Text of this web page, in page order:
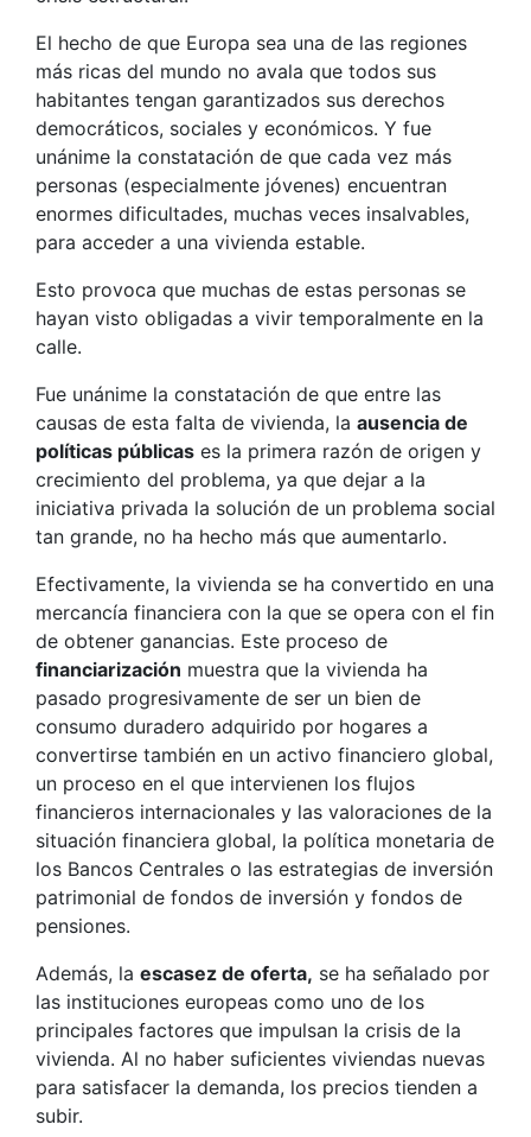
El hecho de que Europa sea una de las regiones
más ricas del mundo no avala que todos sus
habitantes tengan garantizados sus derechos
democráticos, sociales y económicos. Y fue
unánime la constatación de que cada vez más
personas (especialmente jóvenes) encuentran
enormes dificultades, muchas veces insalvables,
para acceder a una vivienda estable.
Esto provoca que muchas de estas personas se
hayan visto obligadas a vivir temporalmente en la
calle.
Fue unánime la constatación de que entre las
causas de esta falta de vivienda, la ausencia de
políticas públicas es la primera razón de origen y
crecimiento del problema, ya que dejar a la
iniciativa privada la solución de un problema social
tan grande, no ha hecho más que aumentarlo.
Efectivamente, la vivienda se ha convertido en una
mercancía financiera con la que se opera con el fin
de obtener ganancias. Este proceso de
financiarización muestra que la vivienda ha
pasado progresivamente de ser un bien de
consumo duradero adquirido por hogares a
convertirse también en un activo financiero global,
un proceso en el que intervienen los flujos
financieros internacionales y las valoraciones de la
situación financiera global, la política monetaria de
los Bancos Centrales o las estrategias de inversión
patrimonial de fondos de inversión y fondos de
pensiones.
Además, la escasez de oferta, se ha señalado por
las instituciones europeas como uno de los
principales factores que impulsan la crisis de la
vivienda. Al no haber suficientes viviendas nuevas
para satisfacer la demanda, los precios tienden a
subir.